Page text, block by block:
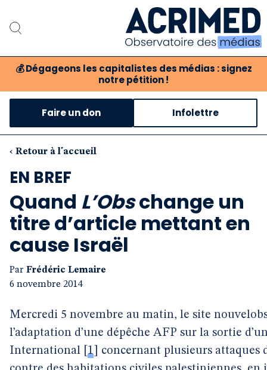
💰 Dégageons les capitalistes des médias : signez
notre pétition !Notre association
Notre critique des médias
Boutique
Faire un don Infolettre
‹ Retour à l'accueil
EN BREF
Quand L’Obschange un
titre d’article mettant en
cause Israël
Par Frédéric Lemaire
6 novembre 2014
Mercredi 5 novembre au matin, le site
l’adaptation d’une dépêche AFP sur la sortie
International 1
concernant plusieurs attaques